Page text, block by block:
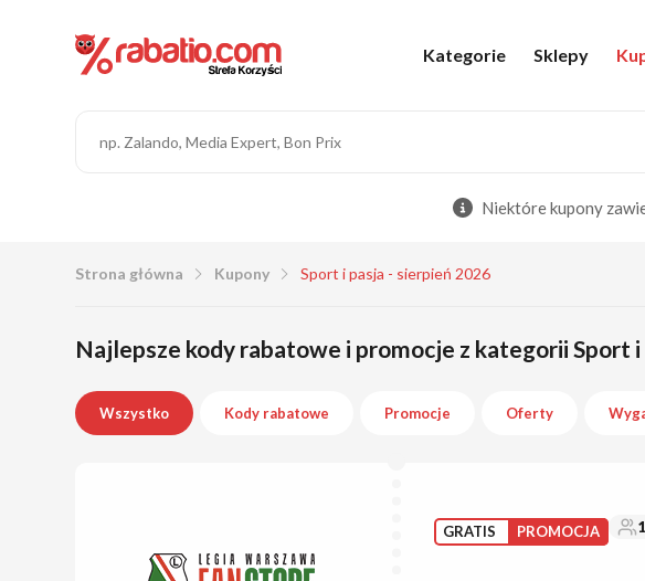
Kategorie Sklepy
Niektóre kupony
Strona główna Kupony Sport i pasja - sierpień 2026
Najlepsze kody rabatowe i promocje z kategorii Sport
Wszystko Kody rabatowe Promocje Oferty
GRATIS PROMOCJA